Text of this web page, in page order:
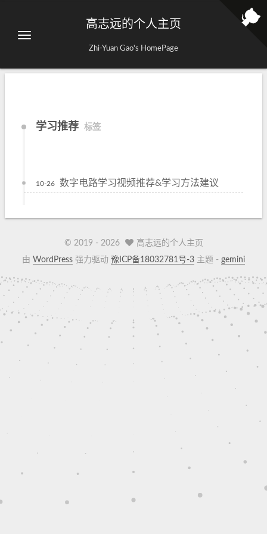
高志远的个人主页
Zhi-Yuan Gao's HomePage
学习推荐 标签
数字电路学习视频推荐&学习方法建议
10-26
© 2019 - 2026
高志远的个人主页
由 WordPress 强力驱动 豫ICP备18032781号-3 主题 - gemini